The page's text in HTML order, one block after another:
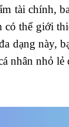
tài chính,
thể giới
dạng này,
nhân nhỏ lẻ